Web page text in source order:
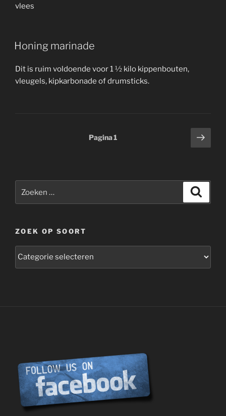
vlees
Honing marinade
Dit is ruim voldoende voor 1 ½ kilo kippenbouten,
vleugels, kipkarbonade of drumsticks.
Pagina1
ZOEK OP SOORT
zoek